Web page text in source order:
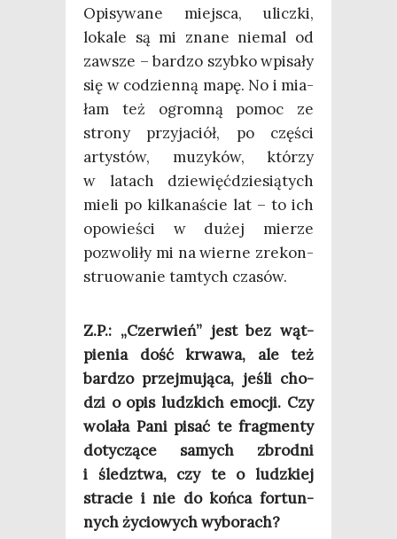
Opi­sy­wa­ne miej­sca, ulicz­ki,
loka­le są mi zna­ne nie­mal od
zawsze – bar­dzo szyb­ko wpi­sa­ły
się w codzien­ną mapę. No i mia­
łam też ogrom­ną pomoc ze
stro­ny przy­ja­ciół, po czę­ści
arty­stów, muzy­ków, któ­rzy
w latach dzie­więć­dzie­sią­tych
mie­li po kil­ka­na­ście lat – to ich
opo­wie­ści w dużej mie­rze
pozwo­li­ły mi na wier­ne zre­kon­
stru­owa­nie tam­tych czasów.
Z.P.: „Czer­wień” jest bez wąt­
pie­nia dość krwa­wa, ale też
bar­dzo przej­mu­ją­ca, jeśli cho­
dzi o opis ludz­kich emo­cji. Czy
wola­ła Pani pisać te frag­men­ty
doty­czą­ce samych zbrod­ni
i śledz­twa, czy te o ludz­kiej
stra­cie i nie do koń­ca for­tun­
nych życio­wych wyborach?